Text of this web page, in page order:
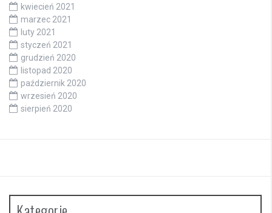
kwiecień 2021
marzec 2021
luty 2021
styczeń 2021
grudzień 2020
listopad 2020
październik 2020
wrzesień 2020
sierpień 2020